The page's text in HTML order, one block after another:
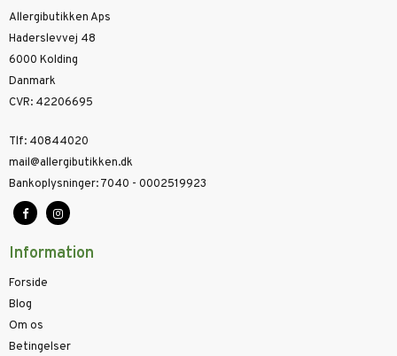
Allergibutikken Aps
Haderslevvej 48
6000 Kolding
Danmark
CVR: 42206695
Tlf: 40844020
mail@allergibutikken.dk
Bankoplysninger:7040 - 0002519923
Information
Forside
Blog
Om os
Betingelser